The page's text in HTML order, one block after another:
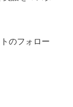
のフォロー